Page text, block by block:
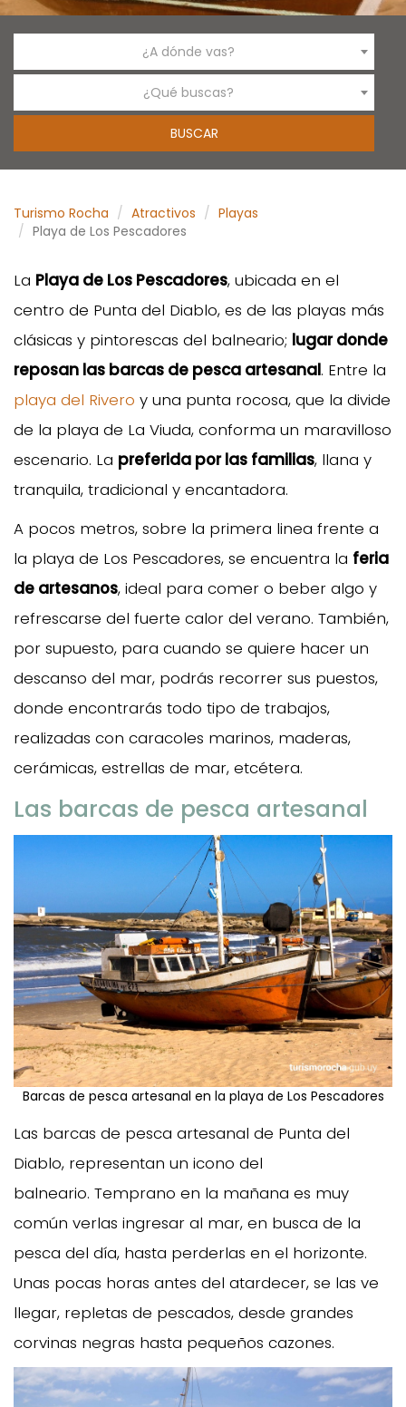
¿A dónde vas?
¿Qué buscas?
Turismo Rocha Atractivos
Playas
Playa de Los Pescadores
La Playa de Los Pescadores, ubicada en el
centro de Punta del Diablo, es de las playas más
clásicas y pintorescas del balneario; lugar donde
reposan las barcas de pesca artesanal. Entre la
playa del Rivero y una punta rocosa, que la divide
de la playa de La Viuda, conforma un maravilloso
escenario. La preferida por las familias, llana y
tranquila, tradicional y encantadora.
A pocos metros, sobre la primera linea frente a
la playa de Los Pescadores, se encuentra la feria
de artesanos, ideal para comer o beber algo y
refrescarse del fuerte calor del verano. También,
por supuesto, para cuando se quiere hacer un
descanso del mar, podrás recorrer sus puestos,
donde encontrarás todo tipo de trabajos,
realizadas con caracoles marinos, maderas,
cerámicas, estrellas de mar, etcétera.
Las barcas de pesca artesanal
Barcas de pesca artesanal en la playa de Los Pescadores
Las barcas de pesca artesanal de Punta del
Diablo, representan un icono del
balneario. Temprano en la mañana es muy
común verlas ingresar al mar, en busca de la
pesca del día, hasta perderlas en el horizonte.
Unas pocas horas antes del atardecer, se las ve
llegar, repletas de pescados, desde grandes
corvinas negras hasta pequeños cazones.